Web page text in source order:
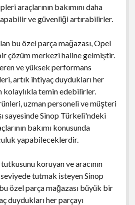
araçlarının bakımını daha
ve güvenliği artırabilirler.
bu özel parça mağazası, Opel
çözüm merkezi haline gelmiştir.
ve yüksek performans
artık ihtiyaç duydukları her
kolaylıkla temin edebilirler.
uzman personeli ve müşteri
sayesinde Sinop Türkeli'ndeki
bakımı konusunda
yapabileceklerdir.
koruyan ve aracının
seviyede tutmak isteyen Sinop
özel parça mağazası büyük bir
duydukları her parçayı